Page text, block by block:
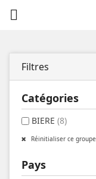

Filtres
Catégories
BIERE (8)
Réinitialiser ce groupe
Pays